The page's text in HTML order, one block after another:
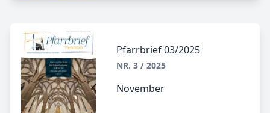
Pfarrbrief 03/2025
NR. 3 / 2025
November